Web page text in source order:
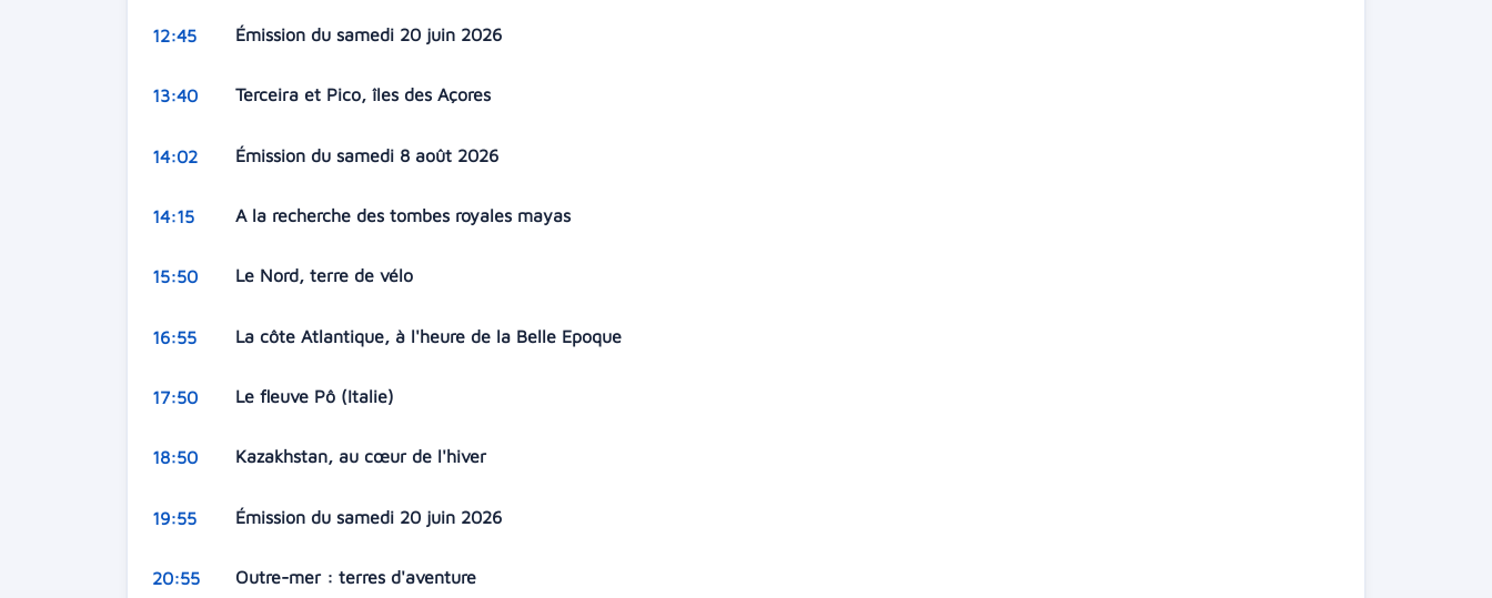
12:45 Émission du samedi 20 juin 2026
13:40 Terceira et Pico, îles des Açores
14:02 Émission du samedi 8 août 2026
14:15 A la recherche des tombes royales mayas
15:50 Le Nord, terre de vélo
16:55 La côte Atlantique, à l'heure de la Belle Epoque
17:50 Le fleuve Pô (Italie)
18:50 Kazakhstan, au cœur de l'hiver
19:55 Émission du samedi 20 juin 2026
20:55 Outre-mer : terres d'aventure